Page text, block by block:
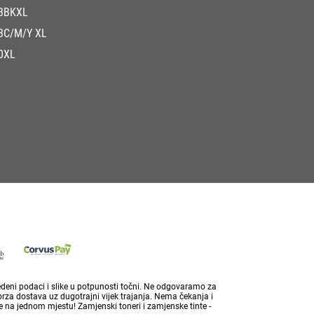
M/Y XL
podaci i slike u potpunosti točni. Ne odgovaramo za
dostava uz dugotrajni vijek trajanja. Nema čekanja i
jednom mjestu! Zamjenski toneri i zamjenske tinte -